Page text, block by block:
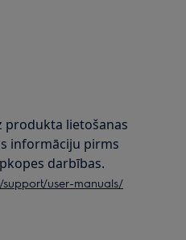
produkta lietošanas
informāciju pirms
darbības.
user-manuals/